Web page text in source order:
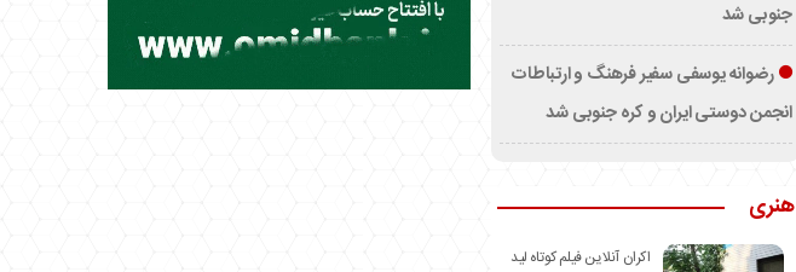
جنوبی شد
رضوانه یوسفی سفیر فرهنگ و ارتباطات
انجمن دوستی ایران و کره جنوبی شد
هنری
اکران آنلاین فیلم کوتاه لید